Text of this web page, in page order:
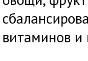
витаминов и